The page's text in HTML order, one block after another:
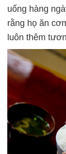
uống hàng
rằng họ ăn
luôn thêm